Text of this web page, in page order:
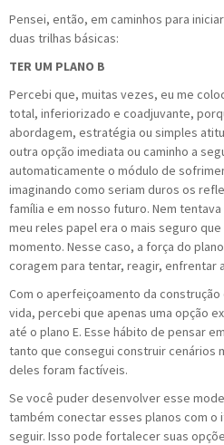
Pensei, então, em caminhos para
duas trilhas básicas:
TER UM PLANO B
Percebi que, muitas vezes, eu me
total, inferiorizado e coadjuvante,
abordagem, estratégia ou simples
outra opção imediata ou caminho a
automaticamente o módulo de
imaginando como seriam duros os
família e em nosso futuro. Nem
meu reles papel era o mais seguro
momento. Nesse caso, a força do
coragem para tentar, reagir, enfrentar
Com o aperfeiçoamento da
vida, percebi que apenas uma opção
até o plano E. Esse hábito de pensar
tanto que consegui construir cenários
deles foram factíveis.
Se você puder desenvolver esse
também conectar esses planos com o
seguir. Isso pode fortalecer suas